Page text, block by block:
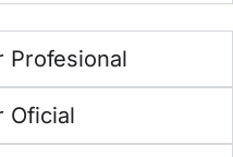
Profesional
Oficial